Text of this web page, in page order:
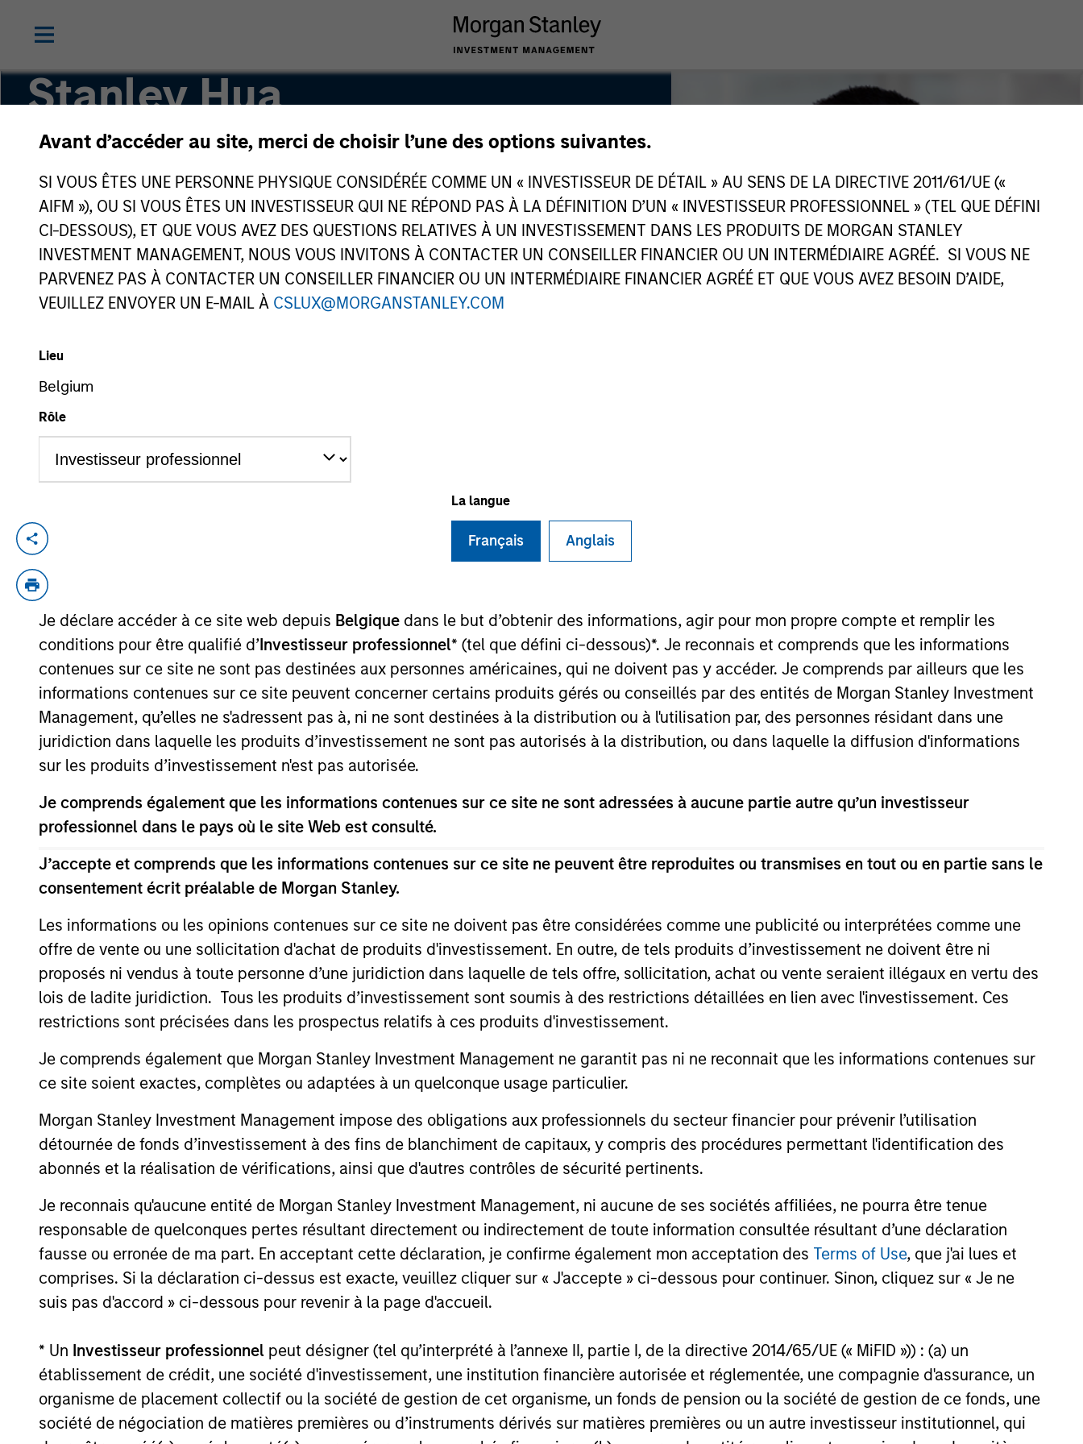
Avant d’accéder au site, merci de choisir l’une des options suivantes.
SI VOUS ÊTES UNE PERSONNE PHYSIQUE CONSIDÉRÉE COMME UN « INVESTISSEUR DE DÉTAIL » AU SENS DE LA DIRECTIVE 2011/61/UE («
AIFM »), OU SI VOUS ÊTES UN INVESTISSEUR QUI NE RÉPOND PAS À LA DÉFINITION D’UN « INVESTISSEUR PROFESSIONNEL » (TEL QUE DÉFINI
CI-DESSOUS), ET QUE VOUS AVEZ DES QUESTIONS RELATIVES À UN INVESTISSEMENT DANS LES PRODUITS DE MORGAN STANLEY
INVESTMENT MANAGEMENT, NOUS VOUS INVITONS À CONTACTER UN CONSEILLER FINANCIER OU UN INTERMÉDIAIRE AGRÉÉ. SI VOUS NE
PARVENEZ PAS À CONTACTER UN CONSEILLER FINANCIER OU UN INTERMÉDIAIRE FINANCIER AGRÉÉ ET QUE VOUS AVEZ BESOIN D’AIDE,
VEUILLEZ ENVOYER UN E-MAIL À CSLUX@MORGANSTANLEY.COM
Lieu
Belgium
Rôle
La langue
Français Anglais
Je déclare accéder à ce site web depuis Belgique dans le but d’obtenir des informations, agir pour mon propre compte et remplir les
conditions pour être qualifié d’Investisseur professionnel* (tel que défini ci-dessous)*. Je reconnais et comprends que les informations
contenues sur ce site ne sont pas destinées aux personnes américaines, qui ne doivent pas y accéder. Je comprends par ailleurs que les
informations contenues sur ce site peuvent concerner certains produits gérés ou conseillés par des entités de Morgan Stanley Investment
Management, qu’elles ne s'adressent pas à, ni ne sont destinées à la distribution ou à l'utilisation par, des personnes résidant dans une
juridiction dans laquelle les produits d’investissement ne sont pas autorisés à la distribution, ou dans laquelle la diffusion d'informations
sur les produits d’investissement n'est pas autorisée.
Je comprends également que les informations contenues sur ce site ne sont adressées à aucune partie autre qu’un investisseur
professionnel dans le pays où le site Web est consulté.
J’accepte et comprends que les informations contenues sur ce site ne peuvent être reproduites ou transmises en tout ou en partie sans le
consentement écrit préalable de Morgan Stanley.
Les informations ou les opinions contenues sur ce site ne doivent pas être considérées comme une publicité ou interprétées comme une
offre de vente ou une sollicitation d'achat de produits d'investissement. En outre, de tels produits d’investissement ne doivent être ni
proposés ni vendus à toute personne d’une juridiction dans laquelle de tels offre, sollicitation, achat ou vente seraient illégaux en vertu des
lois de ladite juridiction. Tous les produits d’investissement sont soumis à des restrictions détaillées en lien avec l'investissement. Ces
restrictions sont précisées dans les prospectus relatifs à ces produits d'investissement.
Je comprends également que Morgan Stanley Investment Management ne garantit pas ni ne reconnait que les informations contenues sur
ce site soient exactes, complètes ou adaptées à un quelconque usage particulier.
Morgan Stanley Investment Management impose des obligations aux professionnels du secteur financier pour prévenir l’utilisation
détournée de fonds d’investissement à des fins de blanchiment de capitaux, y compris des procédures permettant l'identification des
abonnés et la réalisation de vérifications, ainsi que d'autres contrôles de sécurité pertinents.
Je reconnais qu'aucune entité de Morgan Stanley Investment Management, ni aucune de ses sociétés affiliées, ne pourra être tenue
responsable de quelconques pertes résultant directement ou indirectement de toute information consultée résultant d’une déclaration
fausse ou erronée de ma part. En acceptant cette déclaration, je confirme également mon acceptation des Terms of Use, que j'ai lues et
comprises. Si la déclaration ci-dessus est exacte, veuillez cliquer sur « J'accepte » ci-dessous pour continuer. Sinon, cliquez sur « Je ne
suis pas d'accord » ci-dessous pour revenir à la page d'accueil.
* Un Investisseur professionnel peut désigner (tel qu’interprété à l’annexe II, partie I, de la directive 2014/65/UE (« MiFID »)) : (a) un
établissement de crédit, une société d'investissement, une institution financière autorisée et réglementée, une compagnie d'assurance, un
organisme de placement collectif ou la société de gestion de cet organisme, un fonds de pension ou la société de gestion de ce fonds, une
société de négociation de matières premières ou d’instruments dérivés sur matières premières ou un autre investisseur institutionnel, qui
Stanley Hua
Executive Director
YEARS OF INDUSTRY EXPERIENCE
13 Years
Stanley Hua is an Executive Director with Morgan Stanley Expansion Capital. Prior to joining Morgan Stanley, Stanley was on the
investment team at Guidepost Growth Equity, and began his career as an Analyst with William Blair’s technology investment
Team Insights
Private Equity 2026 Outlook
We believe the present cycle has several
more years to run, leading to healthier
Learn why in our 2026 Private Equity
outlook.
16-DEC-2025
Private Credit 2026 Outlook
We expect new deal demand and a large
refinancing wave to gradually overtake
preserve discipline, strengthen terms, and
capture the illiquidity premium to public
markets. Learn why in our 2026 Private
16-DEC-2025
Brand Urban Plates Closes
$27 Million Financing with
Morgan Stanley Expansion
Capital
California-based Urban Plates – a chef-
driven fast casual restaurant brand with 17
locations – announced today that it has
closed a $27 million financing deal from
investment funds managed by Morgan
will use the proceeds to fund restaurant
The information on this page is for informational purposes only. The information contained herein does not constitute and should not be construed as an
offering of advisory services or an offer to sell or a solicitation of an offer to buy any securities in any jurisdiction in which such offer or solicitation,
purchase or sale would be unlawful under the securities, insurance or other laws of such jurisdiction.
All investing involves risks, including a loss of principal.
Please refer to the strategy detail page for important information on the strategy, including additional risk considerations.
Morgan Stanley
Morgan Stanley Careers